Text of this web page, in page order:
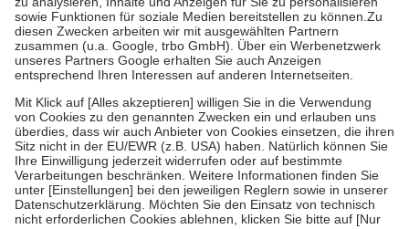
Bei Heilmitteln und häuslicher Krankenpflege beträgt die
Zuzahlung zehn Prozent der Kosten sowie zehn Euro je
Verordnung.
Um das Engagement der Versicherten für ihre eigene Gesundheit zu
stärken und die besondere Stellung der Familie zu unterstützen,
fallenkeine Zuzahlungenan bei:
• Kindern und Jugendlichen bis zum vollendeten 18. Lebensjahr
mit Ausnahme der Fahrkosten
• Untersuchungen zur Vorsorge und Früherkennung, die von der
GKV getragen werden
• empfohlenen Schutzimpfungen
• Harn- und Blutteststreifen